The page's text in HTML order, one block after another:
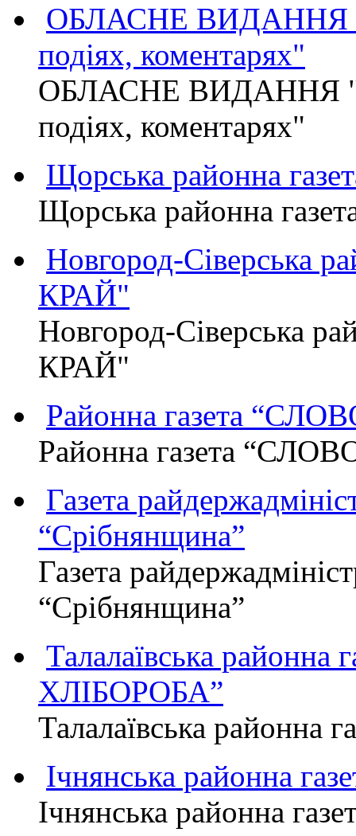
ОБЛАСНЕ ВИДАННЯ
подіях, коментарях"
ОБЛАСНЕ ВИДАННЯ
подіях, коментарях"
Щорська районна
Щорська районна
Новгород-Сіверська
КРАЙ"
Новгород-Сіверська
КРАЙ"
Районна газета
Районна газета
Газета
“Срібнянщина”
Газета
“Срібнянщина”
Талалаївська
ХЛІБОРОБА”
Талалаївська
Ічнянська районна
Ічнянська районна